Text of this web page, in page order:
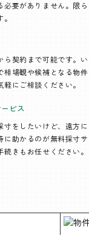
必要がありません。限ら
ら契約まで可能です。い
相場観や候補となる物件
にご相談ください。
ビス
寸をしたいけど、遠方に
に助かるのが無料採寸サ
きもお任せください。